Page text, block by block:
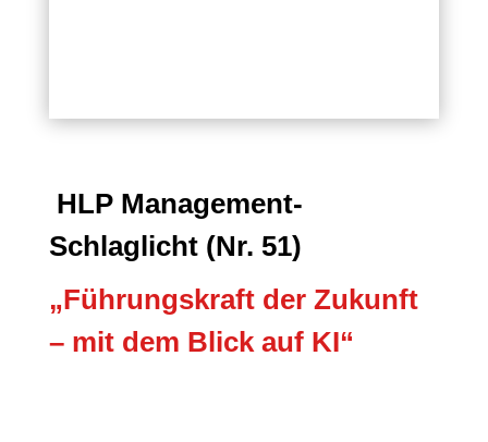
HLP Management-
Schlaglicht (Nr. 51)
„Führungskraft der Zukunft
– mit dem Blick auf KI“